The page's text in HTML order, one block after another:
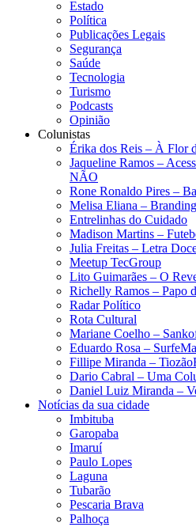
Estado
Política
Publicações Legais
Segurança
Saúde
Tecnologia
Turismo
Podcasts
Opinião
Colunistas
Érika dos Reis​ – À Flor
Jaqueline Ramos –
NÃO
Rone Ronaldo Pires –
Melisa Eliana –
Entrelinhas do Cuidado
Madison Martins –
Julia Freitas​ – Letra
Meetup TecGroup
Lito Guimarães – O
Richelly Ramos​ – Papo
Radar Político
Rota Cultural
Mariane Coelho –
Eduardo Rosa​ –
Fillipe Miranda –
Dario Cabral – Uma
Daniel Luiz Miranda –
Notícias da sua cidade
Imbituba
Garopaba
Imaruí
Paulo Lopes
Laguna
Tubarão
Pescaria Brava
Palhoça